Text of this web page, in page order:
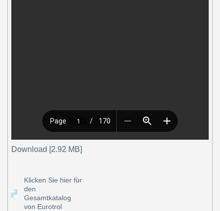
Download [2.92 MB]
Klicken Sie hier für
den
Gesamtkatalog
von Eurotrol